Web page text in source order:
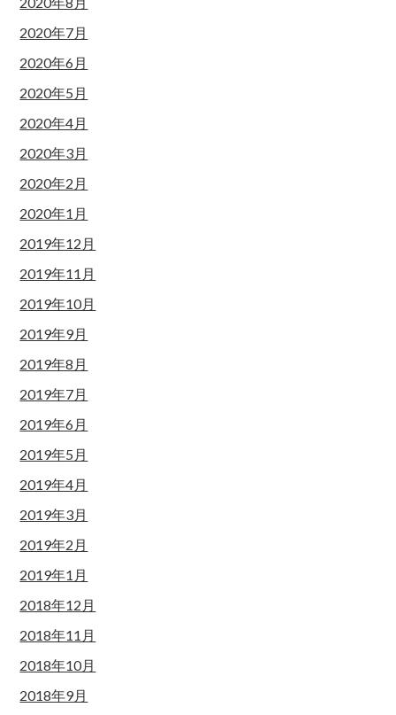
2020年7月
2020年6月
2020年5月
2020年4月
2020年3月
2020年2月
2020年1月
2019年12月
2019年11月
2019年10月
2019年9月
2019年8月
2019年7月
2019年6月
2019年5月
2019年4月
2019年3月
2019年2月
2019年1月
2018年12月
2018年11月
2018年10月
2018年9月